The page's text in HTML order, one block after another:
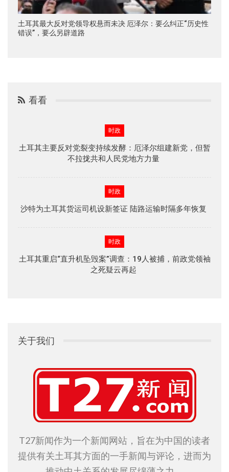
土耳其最大反对党领导权悬而未决 厄泽尔：要么纠正“历史性
错误”，要么另辟道路
看看
时政
土耳其主要反对党裂变持续发酵：厄泽尔组建新党，但暂
不拉拢共和人民党地方力量
时政
沙特为土耳其货运司机设新签证 陆路运输时隔多年恢复
时政
土耳其重启“直升机坠毁案”调查：19人被捕，前政党领袖
之死疑云再起
关于我们
T27新闻作为一个新闻网站，旨在为中国的读者
提供有关土耳其方面的一手新闻与评论，进而为